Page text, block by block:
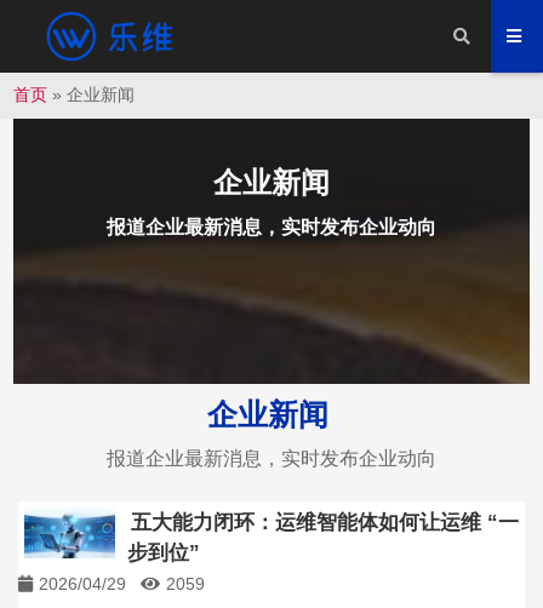
首页 »企业新闻
企业新闻
报道企业最新消息，实时发布企业动向
企业新闻
报道企业最新消息，实时发布企业动向
五大能力闭环：运维智能体如何让运维 “一
步到位”
2026/04/29 2059